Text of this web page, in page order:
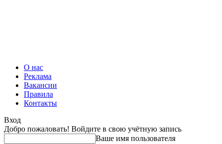
О нас
Реклама
Вакансии
Правила
Контакты
Вход
Добро пожаловать! Войдите в свою учётную запись
Ваше имя пользователя